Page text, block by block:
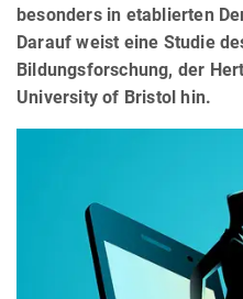
besonders in etablierten
Darauf weist eine Studie
Bildungsforschung, der
University of Bristol hin.